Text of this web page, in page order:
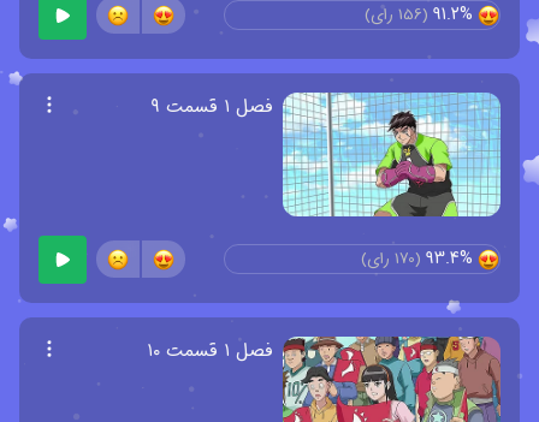
91.2%
(
156 رای)
فصل ۱ قسمت ۹
93.4%
(
170 رای)
فصل ۱ قسمت ۱۰